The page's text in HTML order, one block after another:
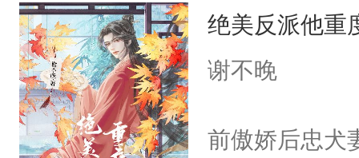
绝美反派他重
谢不晚
前傲娇后忠犬